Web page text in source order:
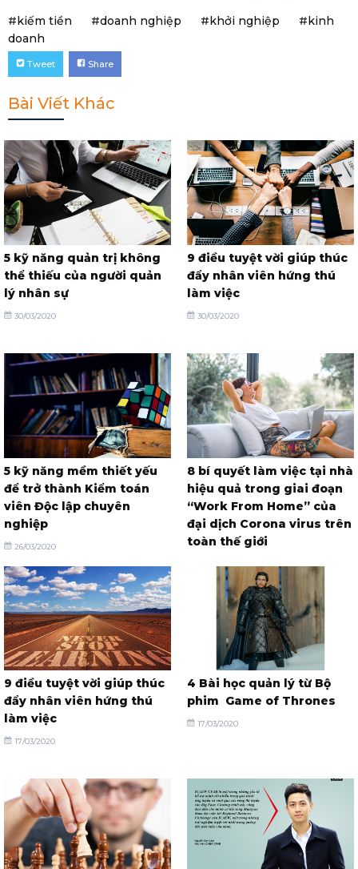
# kiếm tiền #doanh nghiệp # khởi nghiệp # kinh
doanh
Tweet Share
Bài Viết Khác
5 kỹ năng quản trị không
thể thiếu của người quản
lý nhân sự
30/03/2020
9 điều tuyệt vời giúp thúc
đẩy nhân viên hứng thú
làm việc
30/03/2020
5 kỹ năng mềm thiết yếu
để trở thành Kiểm toán
viên Độc lập chuyên
nghiệp
26/03/2020
8 bí quyết làm việc tại nhà
hiệu quả trong giai đoạn
“Work From Home” của
đại dịch Corona virus trên
toàn thế giới
9 điều tuyệt vời giúp thúc
đẩy nhân viên hứng thú
làm việc
17/03/2020
4 Bài học quản lý từ Bộ
phim Game of Thrones
17/03/2020